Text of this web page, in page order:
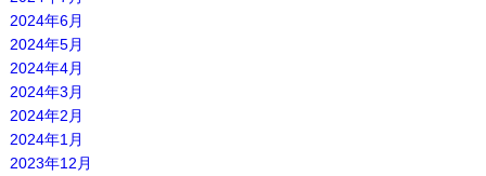
2024年6月
2024年5月
2024年4月
2024年3月
2024年2月
2024年1月
2023年12月